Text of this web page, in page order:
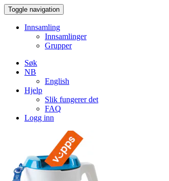
Toggle navigation
Innsamling
Innsamlinger
Grupper
Søk
NB
English
Hjelp
Slik fungerer det
FAQ
Logg inn